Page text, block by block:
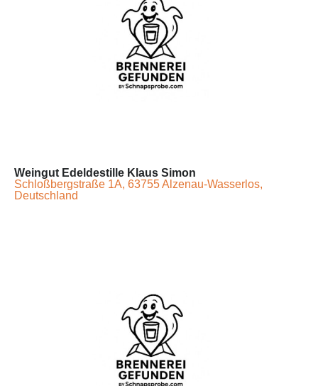
Weingut Edeldestille Klaus Simon
Schloßbergstraße 1A, 63755 Alzenau-Wasserlos,
Deutschland